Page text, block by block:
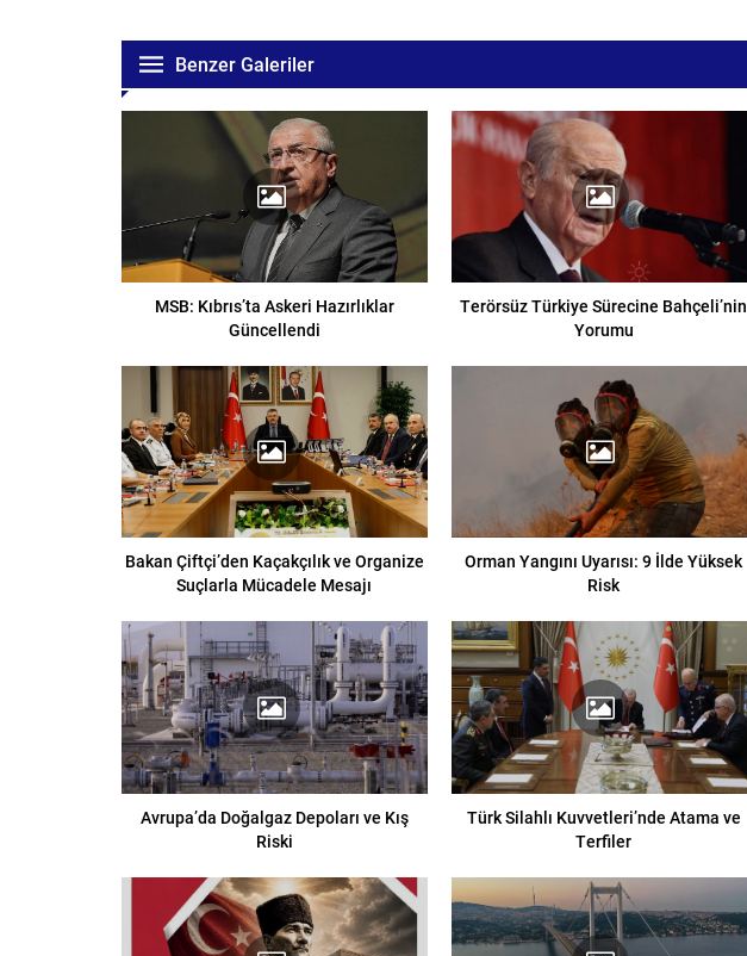
Benzer Galeriler
MSB: Kıbrıs’ta Askeri Hazırlıklar
Güncellendi
Terörsüz Türkiye Sürecine Bahçeli’nin
Yorumu
Bakan Çiftçi’den Kaçakçılık ve Organize
Suçlarla Mücadele Mesajı
Orman Yangını Uyarısı: 9 İlde Yüksek
Risk
Avrupa’da Doğalgaz Depoları ve Kış
Riski
Türk Silahlı Kuvvetleri’nde Atama ve
Terfiler